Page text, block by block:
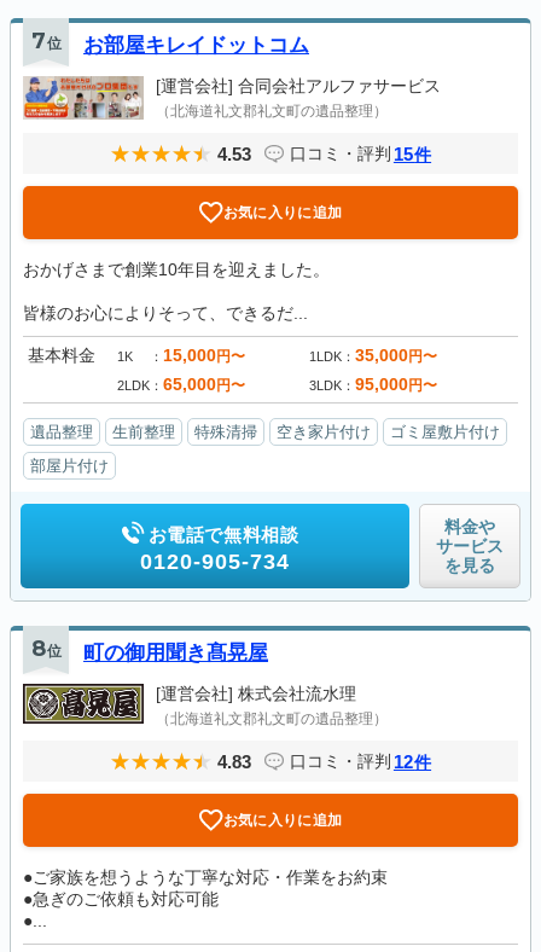
7位 お部屋キレイドットコム
[運営会社] 合同会社アルファサービス
（北海道礼文郡礼文町の遺品整理）
4.53 口コミ・評判 15件
お気に入りに追加
おかげさまで創業10年目を迎えました。
皆様のお心によりそって、できるだ...
基本料金 1K 15,000円〜 1LDK 35,000円〜
2LDK 65,000円〜 3LDK 95,000円〜
遺品整理 生前整理 特殊清掃 空き家片付け
ゴミ屋敷片付け
部屋片付け
お電話で無料相談
0120-905-734
料金や
サービス
を見る
8位 町の御用聞き髙晃屋
[運営会社] 株式会社流水理
（北海道礼文郡礼文町の遺品整理）
4.83 口コミ・評判 12件
お気に入りに追加
●ご家族を想うような丁寧な対応・作業をお約束
●急ぎのご依頼も対応可能
●...